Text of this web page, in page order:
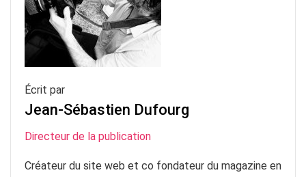
Écrit par
Jean-Sébastien Dufourg
Directeur de la publication
Créateur du site web et co fondateur du magazine en